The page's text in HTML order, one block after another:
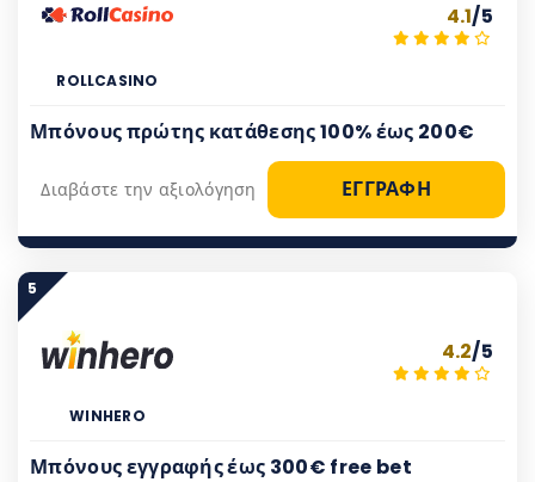
ROLLCASINO
4.1/5
Μπόνους πρώτης κατάθεσης 100% έως 200€
ΕΓΓΡΑΦΗ
Διαβάστε την αξιολόγηση
5
WINHERO
4.2/5
Μπόνους εγγραφής έως 300€ free bet